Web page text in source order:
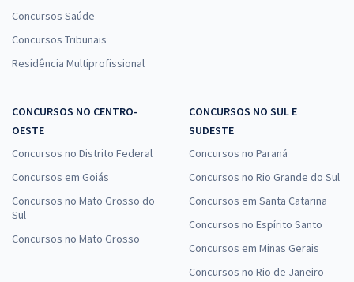
Concursos Saúde
Concursos Tribunais
Residência Multiprofissional
CONCURSOS NO CENTRO-
OESTE
Concursos no Distrito Federal
Concursos em Goiás
Concursos no Mato Grosso do
Sul
Concursos no Mato Grosso
CONCURSOS NO SUL E
SUDESTE
Concursos no Paraná
Concursos no Rio Grande do Sul
Concursos em Santa Catarina
Concursos no Espírito Santo
Concursos em Minas Gerais
Concursos no Rio de Janeiro